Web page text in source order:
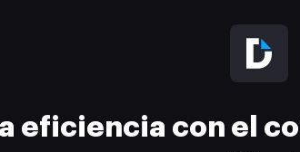
eficiencia con el